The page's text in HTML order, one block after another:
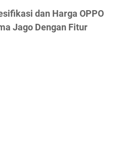
dan Harga OPPO
Jago Dengan Fitur